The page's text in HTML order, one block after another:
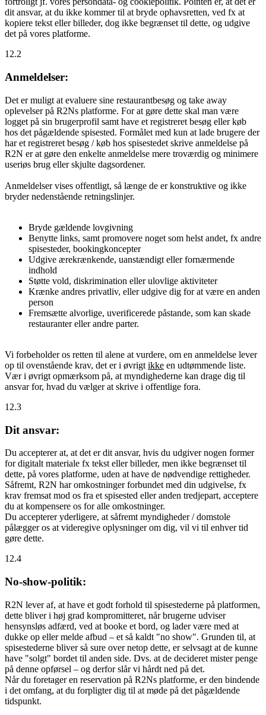
dit ansvar, at du ikke kommer til at bryde ophavsretten, ved fx at
kopiere tekst eller billeder, dog ikke begrænset til dette, og udgive
det på vores platforme.
12.2
Anmeldelser:
Det er muligt at evaluere sine restaurantbesøg og take away
oplevelser på R2Ns platforme. For at gøre dette skal man være
logget på sin brugerprofil samt have et registreret besøg eller køb
hos det pågældende spisested. Formålet med kun at lade brugere der
har et registreret besøg / køb hos spisestedet skrive anmeldelse på
R2N er at gøre den enkelte anmeldelse mere troværdig og minimere
useriøs brug eller skjulte dagsordener.
Anmeldelser vises offentligt, så længe de er konstruktive og ikke
bryder nedenstående retningslinjer.
Bryde gældende lovgivning
Benytte links, samt promovere noget som helst andet, fx andre
spisesteder, bookingkoncepter
Udgive ærekrænkende, uanstændigt eller fornærmende
indhold
Støtte vold, diskrimination eller ulovlige aktiviteter
Krænke andres privatliv, eller udgive dig for at være en anden
person
Fremsætte alvorlige, uverificerede påstande, som kan skade
restauranter eller andre parter.
Vi forbeholder os retten til alene at vurdere, om en anmeldelse lever
op til ovenstående krav, det er i øvrigt ikke en udtømmende liste.
Vær i øvrigt opmærksom på, at myndighederne kan drage dig til
ansvar for, hvad du vælger at skrive i offentlige fora.
12.3
Dit ansvar:
Du accepterer at, at det er dit ansvar, hvis du udgiver nogen former
for digitalt materiale fx tekst eller billeder, men ikke begrænset til
dette, på vores platforme, uden at have de nødvendige rettigheder.
Såfremt, R2N har omkostninger forbundet med din udgivelse, fx
krav fremsat mod os fra et spisested eller anden tredjepart, acceptere
du at kompensere os for alle omkostninger.
Du accepterer yderligere, at såfremt myndigheder / domstole
pålægger os at videregive oplysninger om dig, vil vi til enhver tid
gøre dette.
12.4
No-show-politik:
R2N lever af, at have et godt forhold til spisestederne på platformen,
dette bliver i høj grad kompromitteret, når brugerne udviser
hensynsløs adfærd, ved at booke et bord, og lader være med at
dukke op eller melde afbud – et så kaldt "no show". Grunden til, at
spisestederne bliver så sure over netop dette, er selvsagt at de kunne
have "solgt" bordet til anden side. Dvs. at de decideret mister penge
på denne opførsel – og derfor slår vi hårdt ned på det.
Når du foretager en reservation på R2Ns platforme, er den bindende
i det omfang, at du forpligter dig til at møde på det pågældende
tidspunkt.